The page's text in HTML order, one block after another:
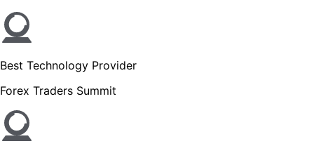
Best Technology Provider
Forex Traders Summit